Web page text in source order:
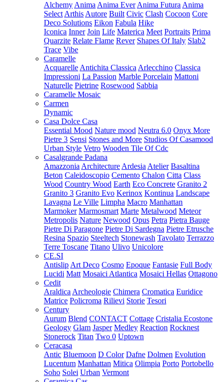
Alchemy Anima Anima Ever Anima Futura Anima
Select Arthis Autore Built Civic Clash Cocoon Core
Deco Solutions Eikon Fabula Hike
Iconica Inner Join Life Materica Meet Portraits Prima
Quarzite Relate Flame Rever Shapes Of Italy Slab2
Trace Vibe
Caramelle
Acquarelle Antichita Classica Arlecchino Classica
Impressioni La Passion Marble Porcelain Mattoni
Naturelle Pietrine Rosewood Sabbia
Caramelle Mosaic
Carmen
Dynamic
Casa Dolce Casa
Essential Mood Nature mood Neutra 6.0 Onyx More
Pietre 3 Sensi Stones and More Studios Of Casamood
Urban Style Vetro Wooden Tile Of Cdc
Casalgrande Padana
Amazzonia Architecture Ardesia Atelier Basaltina
Beton Caleidoscopio Cemento Chalon Citta Class
Wood Country Wood Earth Eco Concrete Granito 2
Granito 3 Granito Evo Kerinox Kontinua Landscape
Lavagna Le Ville Limpha Macro Manhattan
Marmoker Marmosmart Marte Metalwood Meteor
Metropolis Nature Newood Opus Petra Pietra Bauge
Pietre Di Paragone Pietre Di Sardegna Pietre Etrusche
Resina Spazio Steeltech Stonewash Tavolato Terrazzo
Terre Toscane Titano Ulivo Unicolore
CE.SI
Antislip Art Deco Cosmo Epoque Fantasie Full Body
Lucidi Matt Mosaici Atlantica Mosaici Hellas Ottagono
Cedit
Araldica Archeologie Chimera Cromatica Euridice
Matrice Policroma Rilievi Storie Tesori
Century
Aurum Blend CONTACT Cottage Cristalia Ecostone
Geology Glam Jasper Medley Reaction Rocknest
Stonerock Titan Two 0 Uptown
Ceracasa
Antic Bluemoon D Color Dafne Dolmen Evolution
Lucentum Manhattan Mitica Olimpia Porto Portobello
Soho Solei Urban Vermont